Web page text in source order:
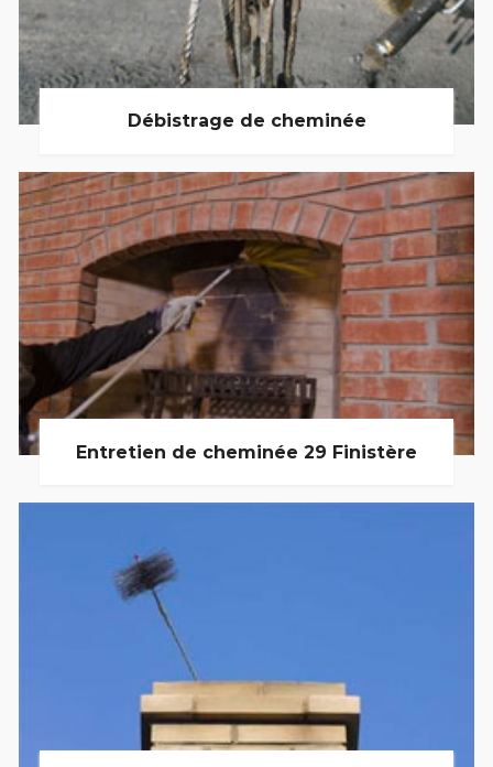
Débistrage de cheminée
Entretien de cheminée 29 Finistère